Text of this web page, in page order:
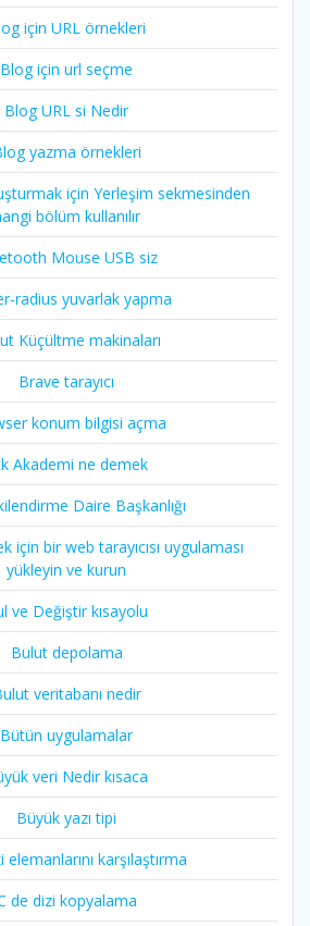
için URL örnekleri
Blog için url seçme
Blog URL si Nedir
yazma örnekleri
için Yerleşim sekmesinden
bölüm kullanılır
Mouse USB siz
radius yuvarlak yapma
Küçültme makinaları
Brave tarayıcı
konum bilgisi açma
Akademi ne demek
Daire Başkanlığı
için bir web tarayıcısı uygulaması
yükleyin ve kurun
ve Değiştir kısayolu
Bulut depolama
veritabanı nedir
Bütün uygulamalar
veri Nedir kısaca
Büyük yazı tipi
elemanlarını karşılaştırma
de dizi kopyalama